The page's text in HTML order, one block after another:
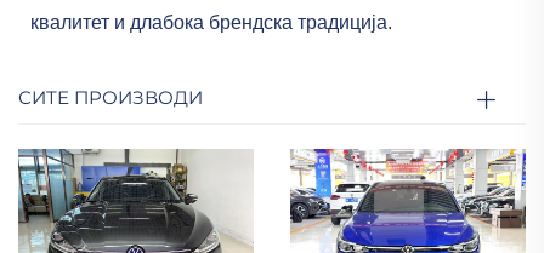
квалитет и длабока брендска традиција.
СИТЕ ПРОИЗВОДИ